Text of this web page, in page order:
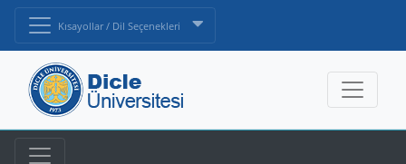
Kısayollar / Dil Seçenekleri